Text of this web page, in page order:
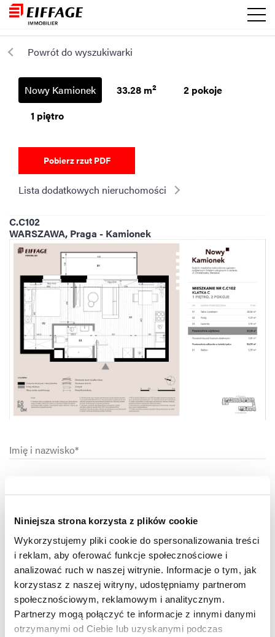
Niniejsza strona korzysta z plików cookie
Wykorzystujemy pliki cookie do spersonalizowania treści
i reklam, aby oferować funkcje społecznościowe i
analizować ruch w naszej witrynie. Informacje o tym, jak
korzystasz z naszej witryny, udostępniamy partnerom
społecznościowym, reklamowym i analitycznym.
Partnerzy mogą połączyć te informacje z innymi danymi
otrzymanymi od Ciebie lub uzyskanymi podczas
Powrót do wyszukiwarki
Nowy Kamionek 33.28 m2
2 pokoje
1 piętro
Pobierz rzut PDF
Lista dodatkowych nieruchomości
C.C102
WARSZAWA, Praga - Kamionek
Imię
i
mail*
Wiadomość